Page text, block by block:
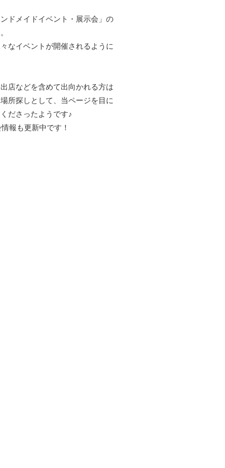
ドメイドイベント・展示会」の
なイベントが開催されるように
店などを含めて出向かれる方は
所探しとして、当ページを目に
ださったようです♪
報も更新中です！